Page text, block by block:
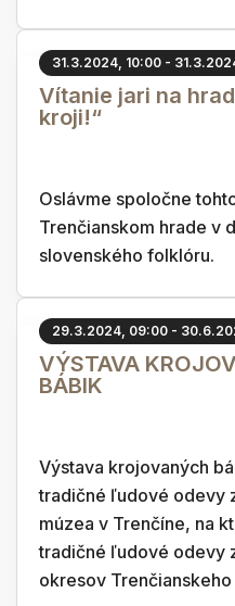
31.3.2024, 10:00 -
Vítanie jari na
kroji!“
Oslávme spoločne
Trenčianskom hrade v
slovenského folklóru.
29.3.2024, 09:00 -
VÝSTAVA
BÁBIK
Výstava krojovaných
tradičné ľudové odevy
múzea v Trenčíne, na
tradičné ľudové odevy
okresov Trenčianskeho